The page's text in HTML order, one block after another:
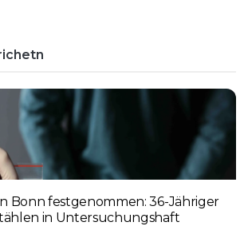
Bonn festgenommen: 36-Jähriger
in Untersuchungshaft